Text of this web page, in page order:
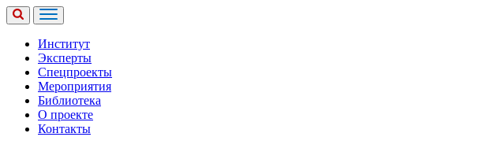
Институт
Эксперты
Спецпроекты
Мероприятия
Библиотека
О проекте
Контакты